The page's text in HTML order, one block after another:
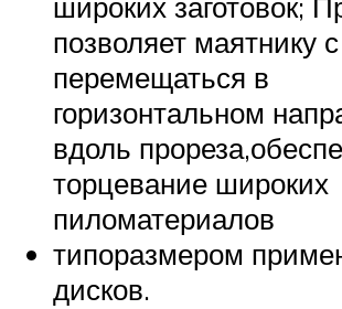
позволяет маятнику
перемещаться в
горизонтальном
вдоль
торцевание широких
пиломатериалов
типоразмером
дисков.